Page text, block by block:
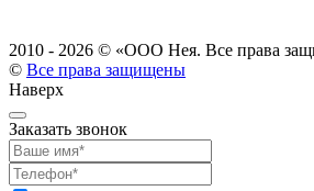
2010 - 2026 © «ООО Нея. Все права
© Все права защищены
Наверх
Заказать звонок